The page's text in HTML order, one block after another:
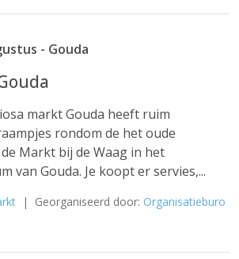
- Gouda
markt Gouda heeft ruim
rondom de het oude
Markt bij de Waag in het
van Gouda. Je koopt er servies,...
| Georganiseerd door: Organisatieburo